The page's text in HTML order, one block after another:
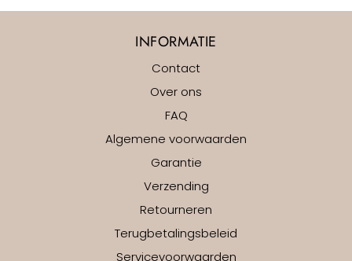
INFORMATIE
Contact
Over ons
FAQ
Algemene voorwaarden
Garantie
Verzending
Retourneren
Terugbetalingsbeleid
Servicevoorwaarden